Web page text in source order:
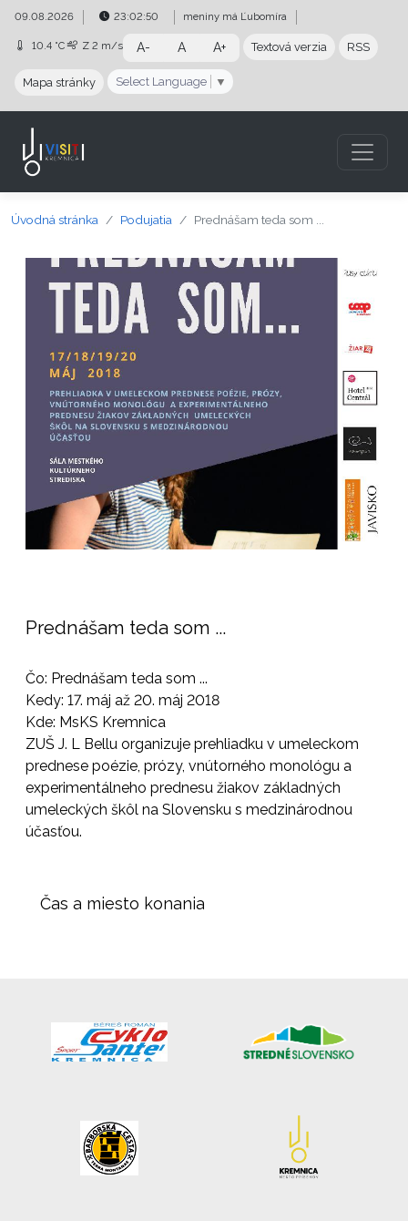
Preskočiť na obsah
Preskočiť na hlavné menu
09.08.2026 23:02:50 meniny má Ľubomíra
10.4 °C Z 2 m/s A- A A+ Textová verzia RSS
Mapa stránky Select Language ▼
Úvodná stránka Podujatia Prednášam teda som ...
Prednášam teda som ...
Čo: Prednášam teda som ...
Kedy: 17. máj až 20. máj 2018
Kde: MsKS Kremnica
ZUŠ J. L Bellu organizuje prehliadku v umeleckom
prednese poézie, prózy, vnútorného monológu a
experimentálneho prednesu žiakov základných
umeleckých škôl na Slovensku s medzinárodnou
účasťou.
Čas a miesto konania